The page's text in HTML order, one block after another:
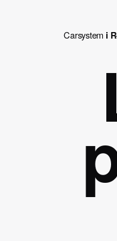
Carsystem i